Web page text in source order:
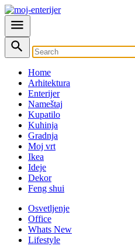
Home
Arhitektura
Enterijer
Nameštaj
Kupatilo
Kuhinja
Gradnja
Moj vrt
Ikea
Ideje
Dekor
Feng shui
Osvetljenje
Office
Whats New
Lifestyle